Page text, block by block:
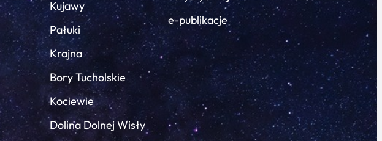
Kujawy
Pałuki
Krajna
Bory Tucholskie
Kociewie
Dolina Dolnej Wisły
e-publikacje